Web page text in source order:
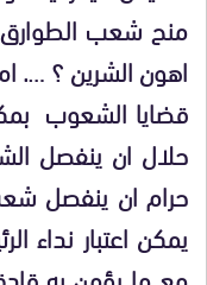
منح شعب الطوارق
اهون الشرين ؟ ….
قضايا الشعوب
حلال ان ينفصل
حرام ان ينفصل
يمكن اعتبار نداء